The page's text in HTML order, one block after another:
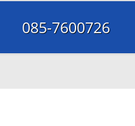
085-7600726